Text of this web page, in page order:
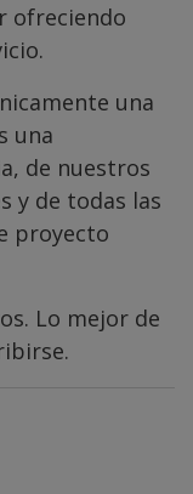
ofreciendo
una
una
de nuestros
y de todas las
proyecto
Lo mejor de